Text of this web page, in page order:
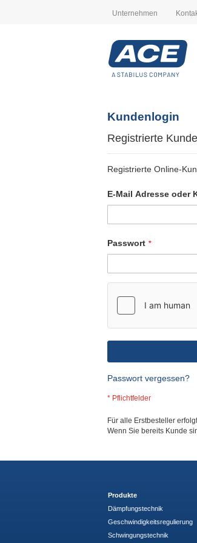
Unternehmen
Kundenlogin
Registrierte
Registrierte Online-
E-Mail Adresse oder
Passwort
Passwort vergessen?
Für alle Erstbesteller
Wenn Sie bereits Kunde
Produkte
Dämpfungstechnik
Geschwindigkeitsregulierung
Schwingungstechnik